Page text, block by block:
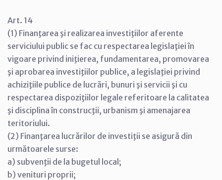
Art. 14
(1) Finanţarea şi realizarea investiţiilor aferente
serviciului public se fac cu respectarea legislaţiei în
vigoare privind iniţierea, fundamentarea, promovarea
şi aprobarea investiţiilor publice, a legislaţiei privind
achiziţiile publice de lucrări, bunuri şi servicii şi cu
respectarea dispoziţiilor legale referitoare la calitatea
şi disciplina în construcţii, urbanism şi amenajarea
teritoriului.
(2) Finanţarea lucrărilor de investiţii se asigură din
următoarele surse:
a) subvenţii de la bugetul local;
b) venituri proprii;